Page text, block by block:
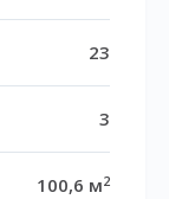
23
3
100,6 м2